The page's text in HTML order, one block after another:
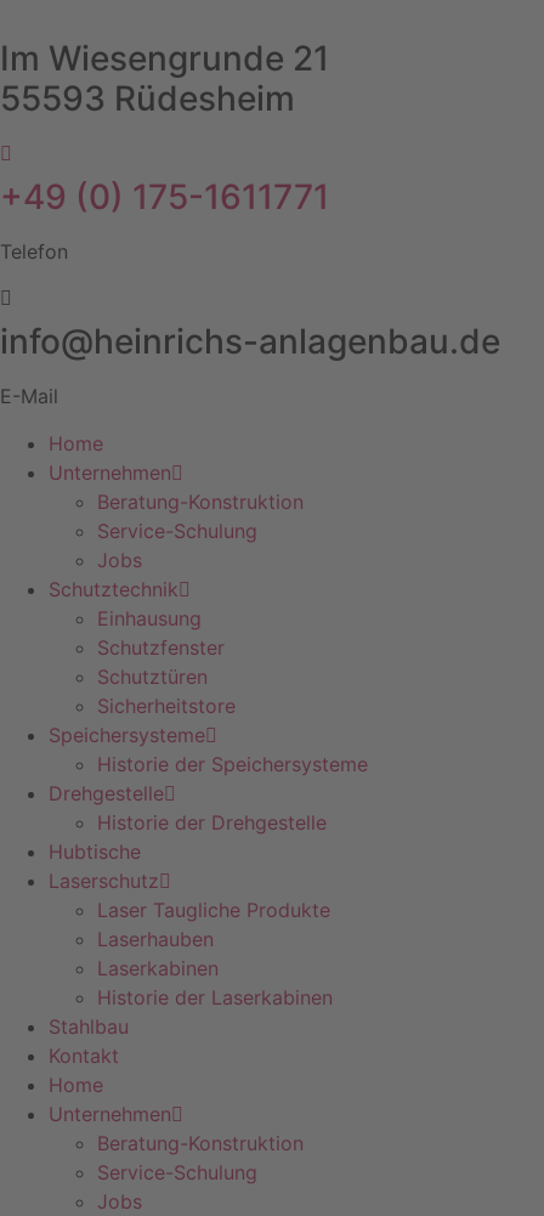
Inhalt
springen
Im Wiesengrunde 21
55593 Rüdesheim
+49 (0) 175-1611771
Telefon
info@heinrichs-anlagenbau.de
E-Mail
Home
Unternehmen
Beratung-Konstruktion
Service-Schulung
Jobs
Schutztechnik
Einhausung
Schutzfenster
Schutztüren
Sicherheitstore
Speichersysteme
Historie der Speichersysteme
Drehgestelle
Historie der Drehgestelle
Hubtische
Laserschutz
Laser Taugliche Produkte
Laserhauben
Laserkabinen
Historie der Laserkabinen
Stahlbau
Kontakt
Home
Unternehmen
Beratung-Konstruktion
Service-Schulung
Jobs